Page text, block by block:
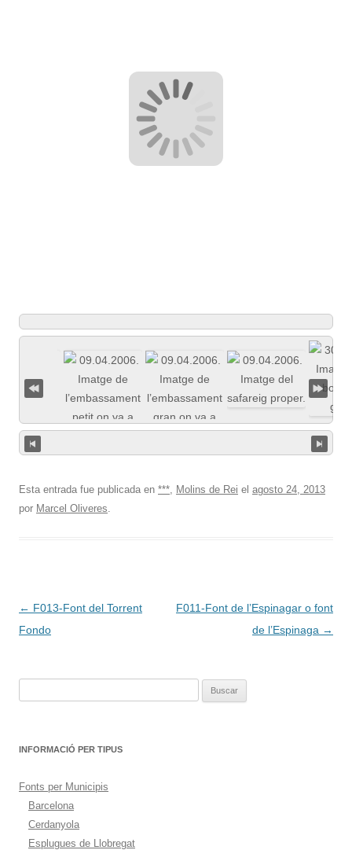
Esta entrada fue publicada en ***, Molins de Rei el agosto 24, 2013
por Marcel Oliveres.
Navegación
de
← F013-Font del Torrent
Fondo
F011-Font de l’Espinagar o font
de l’Espinaga →
INFORMACIÓ PER TIPUS
Fonts per Municipis
Barcelona
Cerdanyola
Esplugues de Llobregat